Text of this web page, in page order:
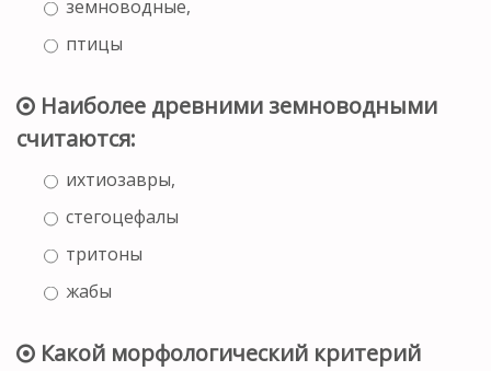
земноводные,
птицы
Наиболее древними земноводными
считаются:
ихтиозавры,
стегоцефалы
тритоны
жабы
Какой морфологический критерий